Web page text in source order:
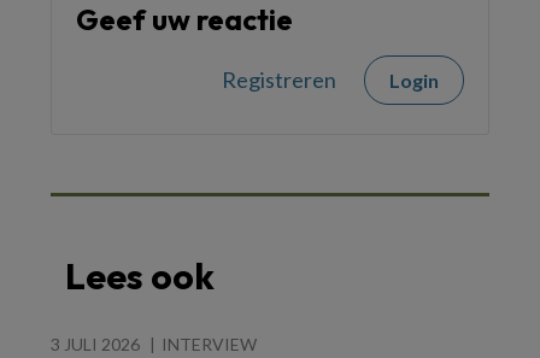
Geef uw reactie
Registreren Login
Lees ook
3 JULI 2026 INTERVIEW